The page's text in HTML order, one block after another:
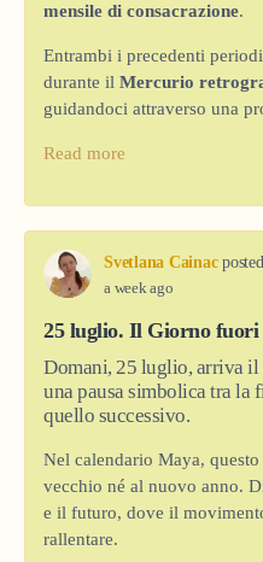
mensile di consacrazione.
Entrambi i precedenti
durante il Mercurio
guidandoci attraverso una
Read more
Svetlana Cainac
a week ago
25 luglio. Il Giorno fuori
Domani, 25 luglio, arriva
una pausa simbolica tra la
quello successivo.
Nel calendario Maya,
vecchio né al nuovo anno.
e il futuro, dove il
rallentare.